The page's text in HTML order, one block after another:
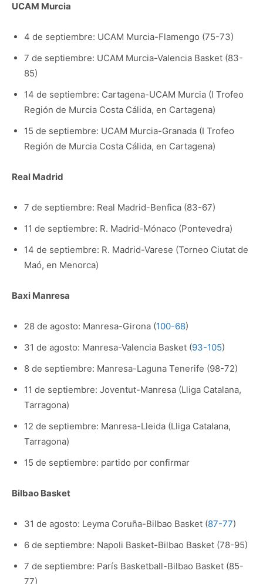
UCAM Murcia
4 de septiembre: UCAM Murcia-Flamengo (75-73)
7 de septiembre: UCAM Murcia-Valencia Basket (83-
85)
14 de septiembre: Cartagena-UCAM Murcia (I Trofeo
Región de Murcia Costa Cálida, en Cartagena)
15 de septiembre: UCAM Murcia-Granada (I Trofeo
Región de Murcia Costa Cálida, en Cartagena)
Real Madrid
7 de septiembre: Real Madrid-Benfica (83-67)
11 de septiembre: R. Madrid-Mónaco (Pontevedra)
14 de septiembre: R. Madrid-Varese (Torneo Ciutat de
Maó, en Menorca)
Baxi Manresa
28 de agosto: Manresa-Girona (100-68)
31 de agosto: Manresa-Valencia Basket (93-105)
8 de septiembre: Manresa-Laguna Tenerife (98-72)
11 de septiembre: Joventut-Manresa (Lliga Catalana,
Tarragona)
12 de septiembre: Manresa-Lleida (Lliga Catalana,
Tarragona)
15 de septiembre: partido por confirmar
Bilbao Basket
31 de agosto: Leyma Coruña-Bilbao Basket (87-77)
6 de septiembre: Napoli Basket-Bilbao Basket (78-95)
7 de septiembre: París Basketball-Bilbao Basket (85-
77)